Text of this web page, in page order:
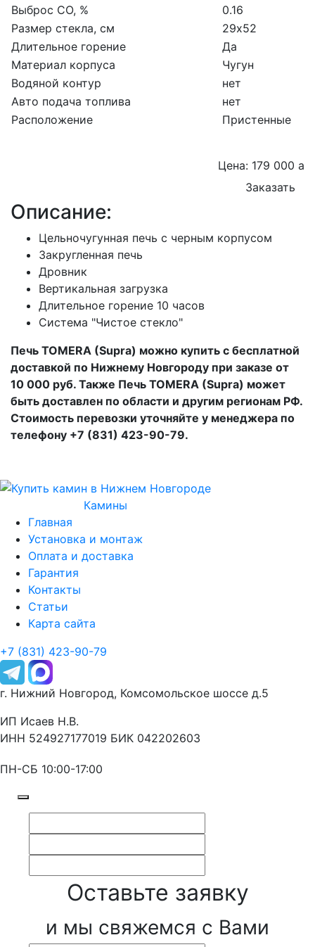
Выброс CO, %
0.16
Размер стекла, см
29х52
Длительное горение
Да
Материал корпуса
Чугун
Водяной контур
нет
Авто подача топлива
нет
Расположение
Пристенные
Цена: 179 000 a
Заказать
Описание:
Цельночугунная печь с черным корпусом
Закругленная печь
Дровник
Вертикальная загрузка
Длительное горение 10 часов
Система "Чистое стекло"
Печь TOMERA (Supra) можно купить с бесплатной
доставкой по Нижнему Новгороду при заказе от
10 000 руб. Также Печь TOMERA (Supra) может
быть доставлен по области и другим регионам РФ.
Стоимость перевозки уточняйте у менеджера по
телефону +7 (831) 423-90-79.
Камины
Главная
Установка и монтаж
Оплата и доставка
Гарантия
Контакты
Статьи
Карта сайта
+7 (831) 423-90-79
г. Нижний Новгород, Комсомольское шоссе д.5
ИП Исаев Н.В.
ИНН 524927177019 БИК 042202603
ПН-СБ 10:00-17:00
Оставьте заявку
и мы свяжемся с Вами